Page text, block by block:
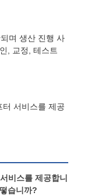
며 생산 진행 사
, 교정, 테스트
서비스를 제공
비스를 제공합니
습니까?